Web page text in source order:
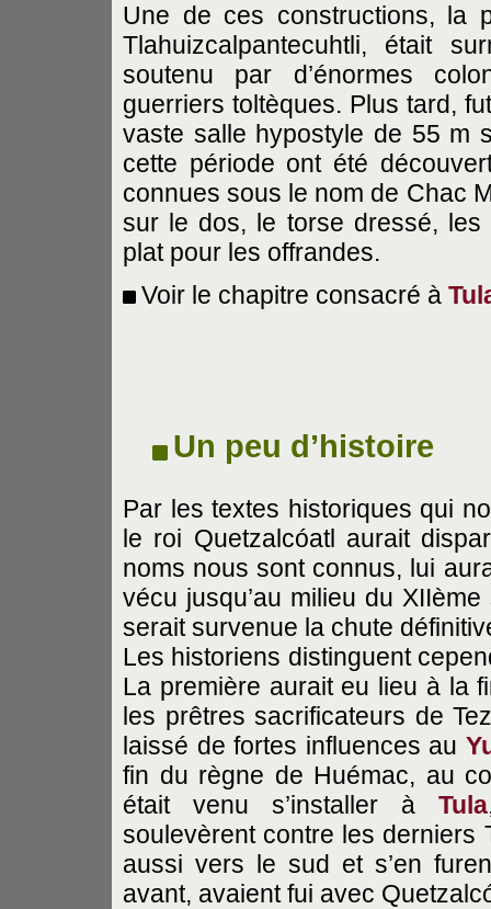
Une de ces constructions, la
Tlahuizcalpantecuhtli, était
soutenu par d’énormes
guerriers toltèques. Plus tard,
vaste salle hypostyle de 55 m
cette période ont été
connues sous le nom de Chac
sur le dos, le torse dressé, les
plat pour les offrandes.
Voir le chapitre consacré à
Un peu d’histoire
Par les textes historiques qui
le roi Quetzalcóatl aurait
noms nous sont connus, lui
vécu jusqu’au milieu du
serait survenue la chute
Les historiens distinguent
La première aurait eu lieu à la
les prêtres sacrificateurs de
laissé de fortes influences au
fin du règne de Huémac, au
était venu s’installer à Tula
soulevèrent contre les derniers
aussi vers le sud et s’en
avant, avaient fui avec